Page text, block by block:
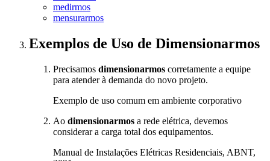
medirmos
mensurarmos
Exemplos de Uso de Dimensionarmos
Precisamos dimensionarmos corretamente a equipe
para atender à demanda do novo projeto.
Exemplo de uso comum em ambiente corporativo
Ao dimensionarmos a rede elétrica, devemos
considerar a carga total dos equipamentos.
Manual de Instalações Elétricas Residenciais, ABNT,